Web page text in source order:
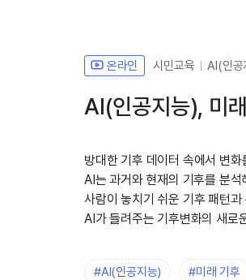
온라인 시민교육 AI(인공
AI(인공지능), 미
방대한 기후 데이터 속에서 변
AI는 과거와 현재의 기후를 분
사람이 놓치기 쉬운 기후 패턴
AI가 들려주는 기후변화의 새로
#AI(인공지능) #미래 기후